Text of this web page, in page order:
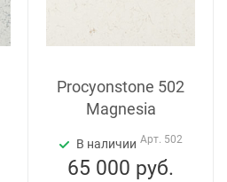
Procyonstone 502
Magnesia
В наличии Арт. 502
65 000 руб.